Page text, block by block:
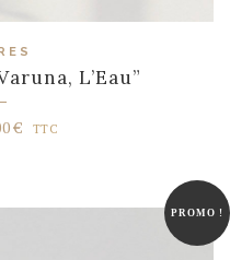
L’Eau”
:
€ Le
est :
TTC
PROMO !